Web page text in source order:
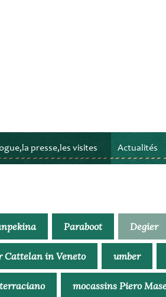
presse,les visites Actualités
Paraboot Degier
Cattelan in Veneto umber
terraciano mocassins Piero